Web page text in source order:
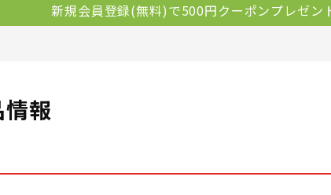
新規会員登録(無料)で500円クーポンプレゼ
報